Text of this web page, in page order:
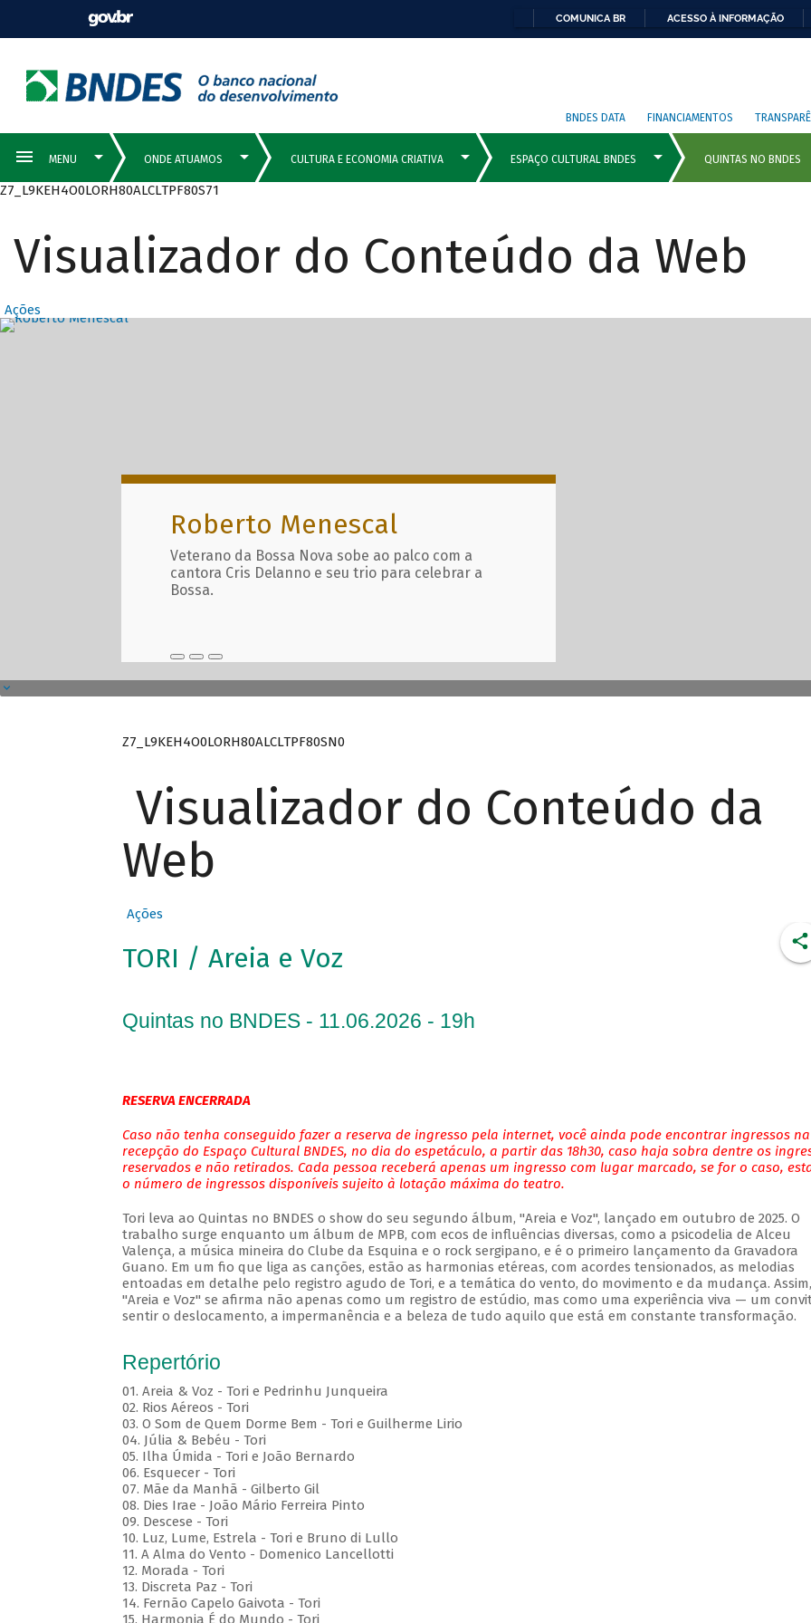
COMUNICA BR ACESSO À INFORMAÇÃO
BNDES DATA FINANCIAMENTOS
Z7_L9KEH4O0LORH80ALCLTPF80S71
Visualizador do Conteúdo da Web
Ações
Destaques Principais com
Roberto Menescal
Veterano da Bossa Nova sobe ao palco com a
cantora Cris Delanno e seu trio para celebrar a
Bossa.
Z7_L9KEH4O0LORH80ALCLTPF80SN0
Visualizador do Conteúdo da
Web
Ações
TORI / Areia e Voz
Quintas no BNDES - 11.06.2026 - 19h
RESERVA ENCERRADA
Caso não tenha conseguido fazer a reserva de ingresso pela internet, você ainda pode encontrar ingressos na
recepção do Espaço Cultural BNDES, no dia do espetáculo, a partir das 18h30, caso haja sobra dentre os
reservados e não retirados. Cada pessoa receberá apenas um ingresso com lugar marcado, se for o caso,
o número de ingressos disponíveis sujeito à lotação máxima do teatro.
Tori leva ao Quintas no BNDES o show do seu segundo álbum, "Areia e Voz", lançado em outubro de 2025. O
trabalho surge enquanto um álbum de MPB, com ecos de influências diversas, como a psicodelia de Alceu
Valença, a música mineira do Clube da Esquina e o rock sergipano, e é o primeiro lançamento da Gravadora
Guano. Em um fio que liga as canções, estão as harmonias etéreas, com acordes tensionados, as melodias
entoadas em detalhe pelo registro agudo de Tori, e a temática do vento, do movimento e da mudança. Assim,
"Areia e Voz" se afirma não apenas como um registro de estúdio, mas como uma experiência viva — um
sentir o deslocamento, a impermanência e a beleza de tudo aquilo que está em constante transformação.
Repertório
01. Areia & Voz - Tori e Pedrinhu Junqueira
02. ⁠Rios Aéreos - Tori
03. O Som de Quem Dorme Bem - Tori e Guilherme Lirio
04. Júlia & Bebéu - Tori
05. Ilha Úmida - Tori e João Bernardo
06. Esquecer - Tori
07. Mãe da Manhã - Gilberto Gil
08. Dies Irae - João Mário Ferreira Pinto
09. Descese - Tori
10. Luz, Lume, Estrela - Tori e Bruno di Lullo
11. A Alma do Vento - Domenico Lancellotti
12. Morada - Tori
13. Discreta Paz - Tori
14. Fernão Capelo Gaivota - Tori